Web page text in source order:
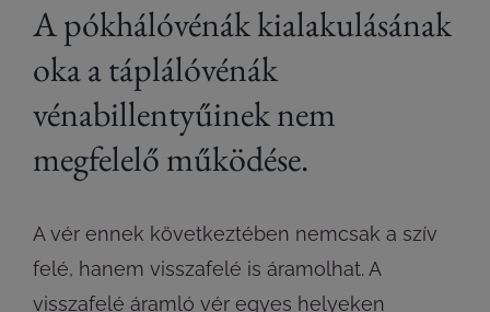
A pókhálóvénák kialakulásának
oka a táplálóvénák
vénabillentyűinek nem
megfelelő működése.
A vér ennek következtében nemcsak a szív
felé, hanem visszafelé is áramolhat. A
visszafelé áramló vér egyes helyeken